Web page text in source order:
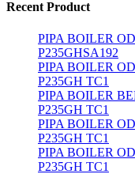
Recent Product
PIPA BOILER
P235GHSA192
PIPA BOILER
P235GH TC1
PIPA BOILER
P235GH TC1
PIPA BOILER
P235GH TC1
PIPA BOILER
P235GH TC1